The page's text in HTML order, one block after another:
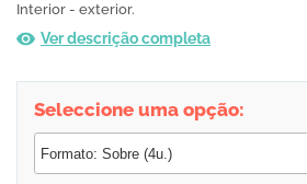
Interior - exterior.
Ver descrição completa
Seleccione uma opção: